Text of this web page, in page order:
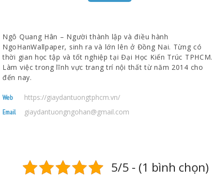
Ngô Quang Hân – Người thành lập và điều hành
NgoHanWallpaper, sinh ra và lớn lên ở Đồng Nai. Từng có
thời gian học tập và tốt nghiệp tại Đại Học Kiến Trúc TPHCM.
Làm việc trong lĩnh vực trang trí nội thất từ năm 2014 cho
đến nay.
Web https://giaydantuongtphcm.vn/
Email giaydantuongngohan@gmail.com
5/5 - (1 bình chọn)